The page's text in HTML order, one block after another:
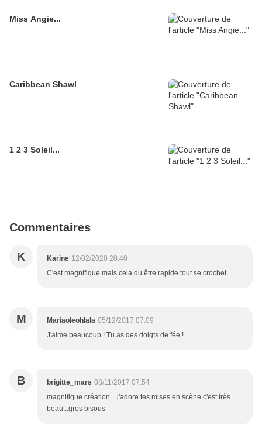
Miss Angie...
Caribbean Shawl
1 2 3 Soleil...
Commentaires
K Karine 12/02/2020 20:40
C'est magnifique mais cela du être rapide tout se crochet
M Mariaoleohlala 05/12/2017 07:09
J'aime beaucoup ! Tu as des doigts de fée !
B brigitte_mars 08/11/2017 07:54
magnifique création....j'adore tes mises en scène c'est très
beau...gros bisous